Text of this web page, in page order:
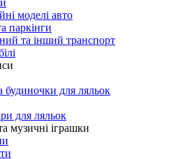
моделі авто
паркінги
та інший транспорт
будиночки для ляльок
для ляльок
музичні іграшки